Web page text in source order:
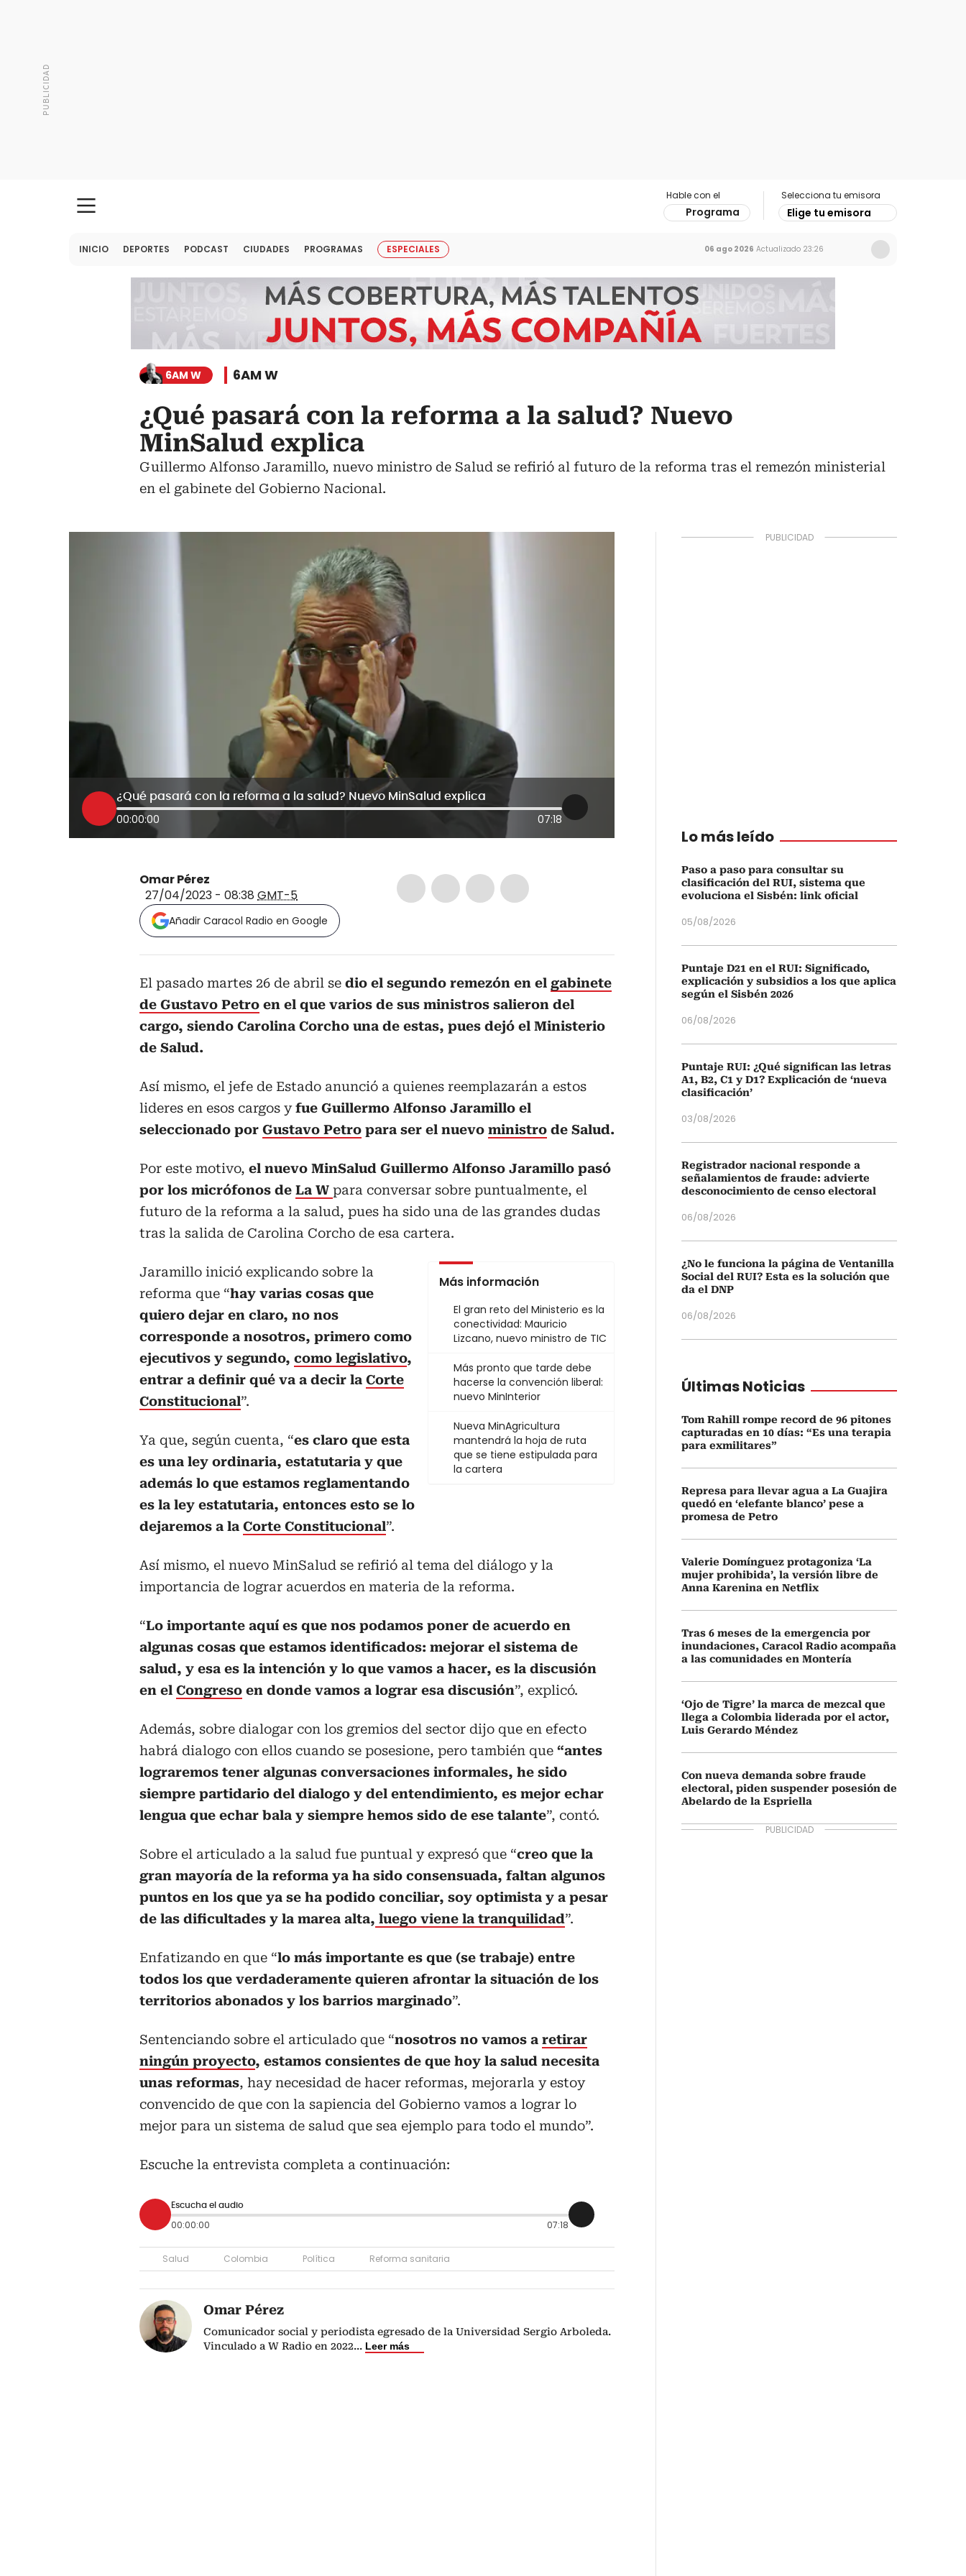
Hable con el
Programa
Selecciona tu emisora
Elige tu emisora
INICIO DEPORTES PODCAST CIUDADES PROGRAMAS ESPECIALES 06 ago 2026 Actualizado 23:26
6AM W 6AM W
¿Qué pasará con la reforma a la salud? Nuevo
MinSalud explica
Guillermo Alfonso Jaramillo, nuevo ministro de Salud se refirió al futuro de la reforma tras el remezón ministerial
en el gabinete del Gobierno Nacional.
¿Qué pasará con la reforma a la salud? Nuevo MinSalud explica
00:00:00 07:18
Omar Pérez
27/04/2023 - 08:38 GMT-5
Añadir Caracol Radio en Google
El pasado martes 26 de abril se dio el segundo remezón en el gabinete
de Gustavo Petro en el que varios de sus ministros salieron del
cargo, siendo Carolina Corcho una de estas, pues dejó el Ministerio
de Salud.
Así mismo, el jefe de Estado anunció a quienes reemplazarán a estos
lideres en esos cargos yfue Guillermo Alfonso Jaramillo el
seleccionado por Gustavo Petro para ser el nuevo ministro de Salud.
Por este motivo, el nuevo MinSalud Guillermo Alfonso Jaramillo pasó
por los micrófonos de La W para conversar sobre puntualmente, el
futuro de la reforma a la salud, pues ha sido una de las grandes dudas
tras la salida de Carolina Corcho de esa cartera.
Más información
El gran reto del Ministerio es la
conectividad: Mauricio
Lizcano, nuevo ministro de TIC
Más pronto que tarde debe
hacerse la convención liberal:
nuevo MinInterior
Nueva MinAgricultura
mantendrá la hoja de ruta
que se tiene estipulada para
la cartera
Jaramillo inició explicando sobre la
reforma que “hay varias cosas que
quiero dejar en claro, no nos
corresponde a nosotros, primero como
ejecutivos y segundo, como legislativo,
entrar a definir qué va a decir la Corte
Constitucional”.
Ya que, según cuenta, “es claro que esta
es una ley ordinaria, estatutaria y que
además lo que estamos reglamentando
es la ley estatutaria, entonces esto se lo
dejaremos a la Corte Constitucional”.
Así mismo, el nuevo MinSalud se refirió al tema del diálogo y la
importancia de lograr acuerdos en materia de la reforma.
“Lo importante aquí es que nos podamos poner de acuerdo en
algunas cosas que estamos identificados: mejorar el sistema de
salud, y esa es la intención y lo que vamos a hacer, es la discusión
en el Congreso en donde vamos a lograr esa discusión”, explicó.
Además, sobre dialogar con los gremios del sector dijo que en efecto
habrá dialogo con ellos cuando se posesione, pero también que “antes
lograremos tener algunas conversaciones informales, he sido
siempre partidario del dialogo y del entendimiento, es mejor echar
lengua que echar bala y siempre hemos sido de ese talante”, contó.
Sobre el articulado a la salud fue puntual y expresó que “creo que la
gran mayoría de la reforma ya ha sido consensuada, faltan algunos
puntos en los que ya se ha podido conciliar, soy optimista y a pesar
de las dificultades y la marea alta, luego viene la tranquilidad”.
Enfatizando en que “lo más importante es que (se trabaje) entre
todos los que verdaderamente quieren afrontar la situación de los
territorios abonados y los barrios marginado”.
Sentenciando sobre el articulado que “nosotros no vamos a retirar
ningún proyecto, estamos consientes de que hoy la salud necesita
unas reformas, hay necesidad de hacer reformas, mejorarla y estoy
convencido de que con la sapiencia del Gobierno vamos a lograr lo
mejor para un sistema de salud que sea ejemplo para todo el mundo”.
Escuche la entrevista completa a continuación:
Escucha el audio
00:00:00 07:18
Salud Colombia Política Reforma sanitaria
Omar Pérez
Comunicador social y periodista egresado de la Universidad Sergio Arboleda.
Vinculado a W Radio en 2022... Leer más
Lo más leído
Paso a paso para consultar su
clasificación del RUI, sistema que
evoluciona el Sisbén: link oficial
05/08/2026
Puntaje D21 en el RUI: Significado,
explicación y subsidios a los que aplica
según el Sisbén 2026
06/08/2026
Puntaje RUI: ¿Qué significan las letras
A1, B2, C1 y D1? Explicación de ‘nueva
clasificación’
03/08/2026
Registrador nacional responde a
señalamientos de fraude: advierte
desconocimiento de censo electoral
06/08/2026
¿No le funciona la página de Ventanilla
Social del RUI? Esta es la solución que
da el DNP
06/08/2026
Últimas Noticias
Tom Rahill rompe record de 96 pitones
capturadas en 10 días: “Es una terapia
para exmilitares”
Represa para llevar agua a La Guajira
quedó en ‘elefante blanco’ pese a
promesa de Petro
Valerie Domínguez protagoniza ‘La
mujer prohibida’, la versión libre de
Anna Karenina en Netflix
Tras 6 meses de la emergencia por
inundaciones, Caracol Radio acompaña
a las comunidades en Montería
‘Ojo de Tigre’ la marca de mezcal que
llega a Colombia liderada por el actor,
Luis Gerardo Méndez
Con nueva demanda sobre fraude
electoral, piden suspender posesión de
Abelardo de la Espriella